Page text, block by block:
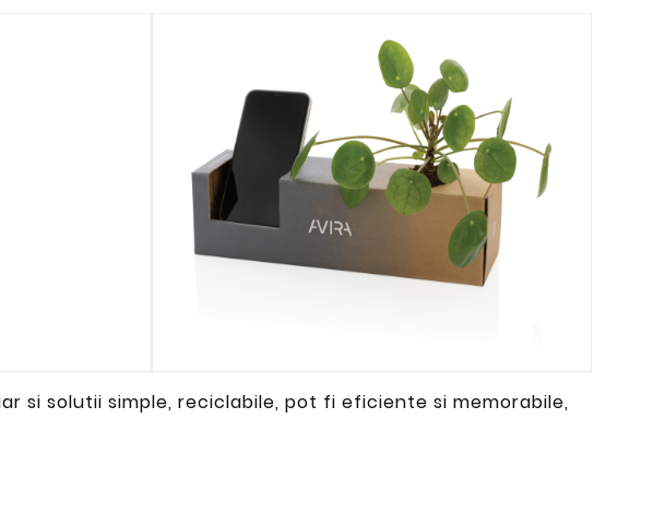
si solutii simple, reciclabile, pot fi eficiente si memorabile,